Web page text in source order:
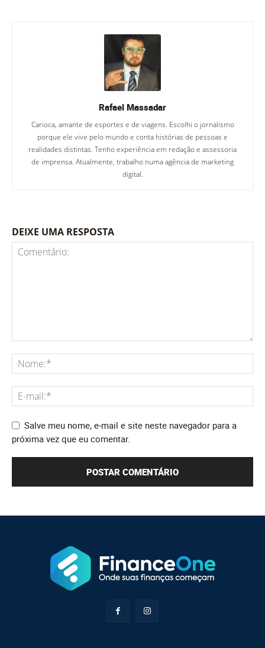
Rafael Massadar
Carioca, amante de esportes e de viagens. Escolhi o jornalismo
porque ele vive pelo mundo e conta histórias de pessoas e
realidades distintas. Tenho experiência em redação e assessoria
de imprensa. Atualmente, trabalho numa agência de marketing
digital.
DEIXE UMA RESPOSTA
Salve meu nome, e-mail e site neste navegador para a
próxima vez que eu comentar.